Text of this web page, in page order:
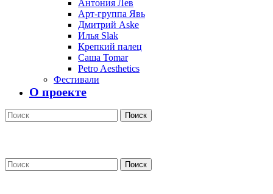
Антония Лев
Арт-группа Явь
Дмитрий Aske
Илья Slak
Крепкий палец
Саша Tomar
Petro Aesthetics
Фестивали
О проекте
Поиск
Поиск